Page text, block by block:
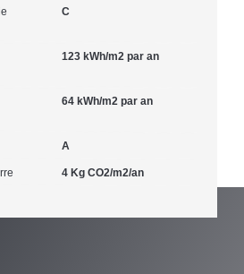
C
123 kWh/m2 par an
64 kWh/m2 par an
A
4 Kg CO2/m2/an